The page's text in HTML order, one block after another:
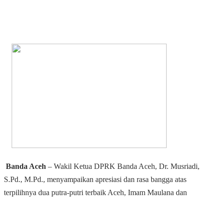
Banda Aceh – Wakil Ketua DPRK Banda Aceh, Dr. Musriadi,
S.Pd., M.Pd., menyampaikan apresiasi dan rasa bangga atas
terpilihnya dua putra-putri terbaik Aceh, Imam Maulana dan